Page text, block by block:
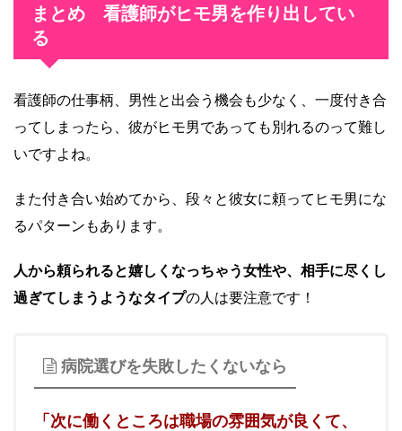
まとめ 看護師がヒモ男を作り出してい
る
看護師の仕事柄、男性と出会う機会も少なく、一度付き合
ってしまったら、彼がヒモ男であっても別れるのって難し
いですよね。
また付き合い始めてから、段々と彼女に頼ってヒモ男にな
るパターンもあります。
人から頼られると嬉しくなっちゃう女性や、相手に尽くし
過ぎてしまうようなタイプの人は要注意です！
病院選びを失敗したくないなら
「次に働くところは職場の雰囲気が良くて、